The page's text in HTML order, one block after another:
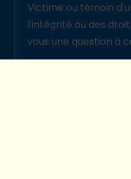
Victime ou témoin
l'intégrité ou des
vous une question à